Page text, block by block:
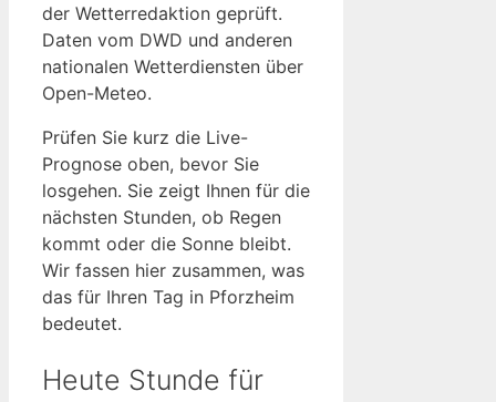
der Wetterredaktion geprüft.
Daten vom DWD und anderen
nationalen Wetterdiensten über
Open-Meteo.
Prüfen Sie kurz die Live-
Prognose oben, bevor Sie
losgehen. Sie zeigt Ihnen für die
nächsten Stunden, ob Regen
kommt oder die Sonne bleibt.
Wir fassen hier zusammen, was
das für Ihren Tag in Pforzheim
bedeutet.
Heute Stunde für